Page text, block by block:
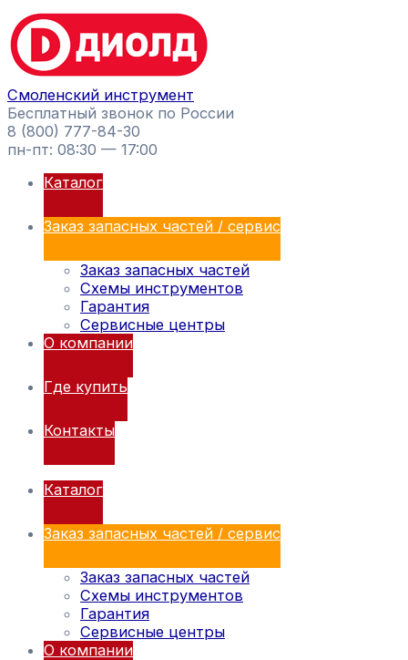
Перейти
к
содержимому
Смоленский инструмент
Бесплатный звонок по России
8 (800) 777-84-30
пн-пт: 08:30 — 17:00
Каталог
Заказ запасных частей / сервис
Заказ запасных частей
Схемы инструментов
Гарантия
Сервисные центры
О компании
Где купить
Контакты
Каталог
Заказ запасных частей / сервис
Заказ запасных частей
Схемы инструментов
Гарантия
Сервисные центры
О компании
Поиск
товаров